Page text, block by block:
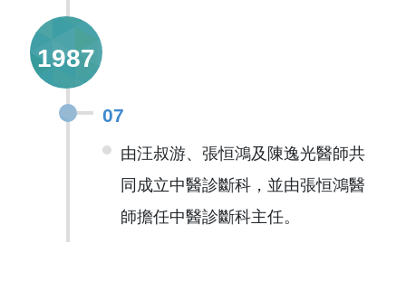
1987
07
由汪叔游、張恒鴻及陳逸光醫師共
同成立中醫診斷科，並由張恒鴻醫
師擔任中醫診斷科主任。